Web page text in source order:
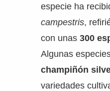
especie ha
campestris,
con unas300
Algunas
champiñón
variedades